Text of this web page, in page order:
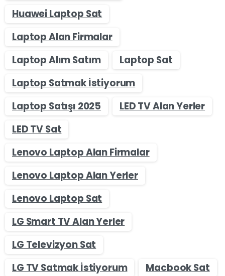
Huawei Laptop Sat
Laptop Alan Firmalar
Laptop Alım Satım
Laptop Sat
Laptop Satmak İstiyorum
Laptop Satışı 2025
LED TV Alan Yerler
LED TV Sat
Lenovo Laptop Alan Firmalar
Lenovo Laptop Alan Yerler
Lenovo Laptop Sat
LG Smart TV Alan Yerler
LG Televizyon Sat
LG TV Satmak İstiyorum
Macbook Sat